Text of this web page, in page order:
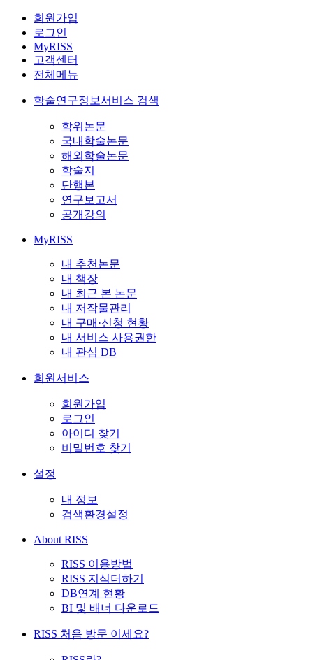
회원가입
로그인
MyRISS
고객센터
전체메뉴
학술연구정보서비스 검색
학위논문
국내학술논문
해외학술논문
학술지
단행본
연구보고서
공개강의
MyRISS
내 추천논문
내 책장
내 최근 본 논문
내 저작물관리
내 구매·신청 현황
내 서비스 사용권한
내 관심 DB
회원서비스
회원가입
로그인
아이디 찾기
비밀번호 찾기
설정
내 정보
검색환경설정
About RISS
RISS 이용방법
RISS 지식더하기
DB연계 현황
BI 및 배너 다운로드
RISS 처음 방문 이세요?